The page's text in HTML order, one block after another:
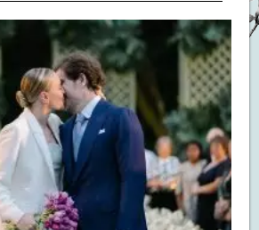
WILL YOU MARRY ME?
LUA DE MEL
COZINHA
DECORAÇÃO
DE NOIVA PRA NOIVA
S.O.S CASADAS
FALE COM O SAY I DO